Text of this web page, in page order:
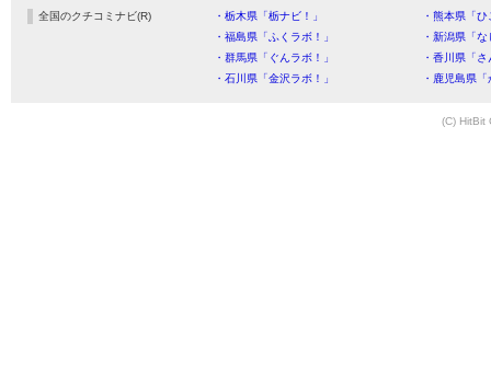
全国のクチコミナビ(R) ・栃木県「栃ナビ！」
・熊本県「
・福島県「ふくラボ！」
・新潟県「
・群馬県「ぐんラボ！」
・香川県「
・石川県「金沢ラボ！」
・鹿児島県
(C) HitBit